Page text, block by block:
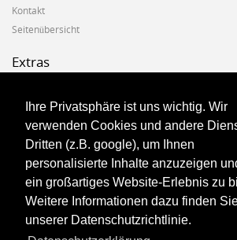
Ihre Privatsphäre ist uns wichtig. Wir
verwenden Cookies und andere
Dritten (z.B. google), um Ihnen
personalisierte Inhalte anzuzeigen
ein großartiges Website-Erlebnis zu
Weitere Informationen dazu finden
unserer Datenschutzrichtlinie.
Kontakt
Seitenübersicht
Extras
Geschenkgutscheine
Angebote
Konto
Konto
Auftragsverlauf
Newsletter